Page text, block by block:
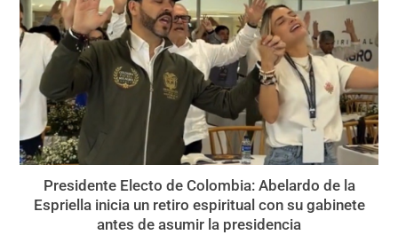
Presidente Electo de Colombia: Abelardo de la
Espriella inicia un retiro espiritual con su gabinete
antes de asumir la presidencia